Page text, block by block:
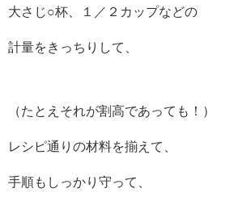
大さじ○杯、１／２カップなどの
計量をきっちりして、
（たとえそれが割高であっても！）
レシピ通りの材料を揃えて、
手順もしっかり守って、